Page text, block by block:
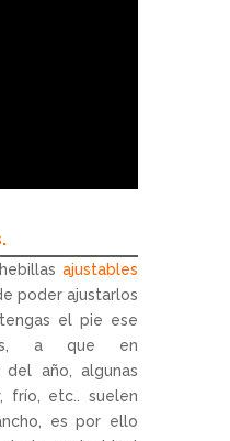
ajustables
poder ajustarlos
el pie ese
a que en
del año, algunas
frío, etc.. suelen
es por ello